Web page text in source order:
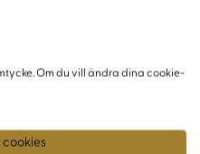
Om du vill ändra dina cookie-
cookies